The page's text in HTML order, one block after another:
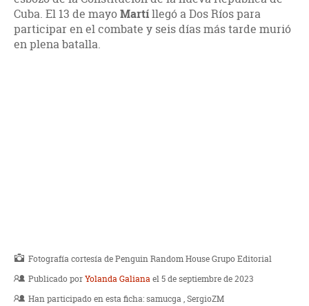
Cuba. El 13 de mayoMartíllegó a Dos Ríos para
participar en el combate y seis días más tarde murió
en plena batalla.
Fotografía cortesía de Penguin Random House Grupo Editorial
Publicado porYolanda Galianael 5 de septiembre de 2023
Han participado en esta ficha:samucga SergioZM